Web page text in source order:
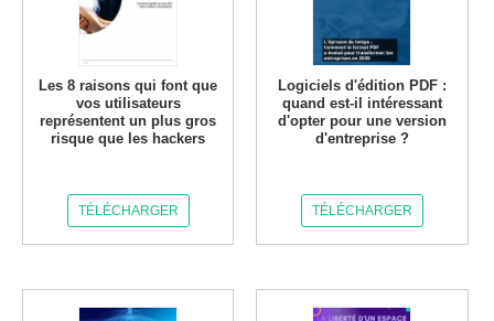
Les 8 raisons qui font que
vos utilisateurs
représentent un plus gros
risque que les hackers
TÉLÉCHARGER
Logiciels d'édition PDF :
quand est-il intéressant
d'opter pour une version
d'entreprise ?
TÉLÉCHARGER